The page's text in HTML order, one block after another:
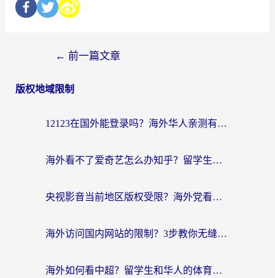
← 前一篇文章
版权地域限制
12123在国外能登录吗？海外华人亲测有效的回国加速器选择指南
海外看不了爱奇艺怎么办知乎？留学生亲测有效的回国加速方案
央视影音当前地区版权受限？海外党看国内剧、追电视台的终极解决方案
海外访问国内网站的限制？3步教你无缝解锁国内资源（附实测最优工具）
海外如何看中超？留学生和华人的体育赛事观看终极指南（附欧洲杯奥运会观看技巧）